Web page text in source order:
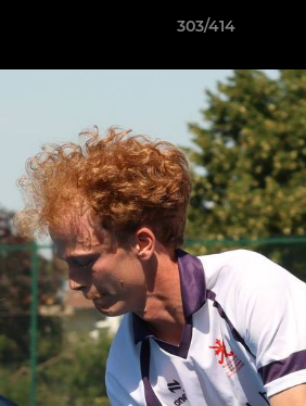
303/414